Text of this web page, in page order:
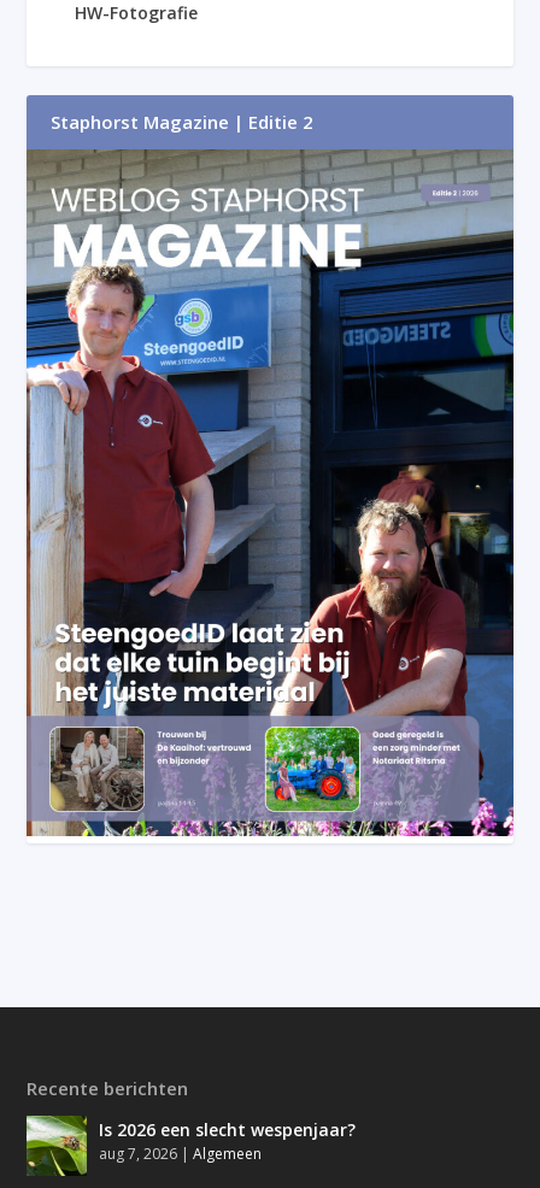
HW-Fotografie
Staphorst Magazine | Editie 2
Recente berichten
Is 2026 een slecht wespenjaar?
aug 7, 2026 |Algemeen